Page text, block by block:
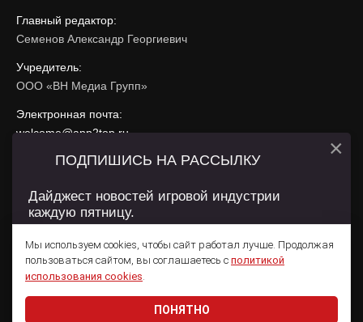
Главный редактор:
Семенов Александр Георгиевич
Учредитель:
ООО «ВН Медиа Групп»
Электронная почта:
welcome@app2top.ru
При использовании материалов активная ссылка на
Сайт использует IP адреса, cookie, данные геолокации
использования содержатся вПолитике конфиденциальностии
Пользовательском соглашении .
Мы используем cookies, чтобы сайт работал лучше. Продолжая
пользоваться сайтом, вы соглашаетесь с политикой
использования cookies.
ПОНЯТНО
ПОДПИШИСЬ НА РАССЫЛКУ
Дайджест новостей игровой индустрии
каждую пятницу.
Даю согласие на обработкуперсональных данных
×